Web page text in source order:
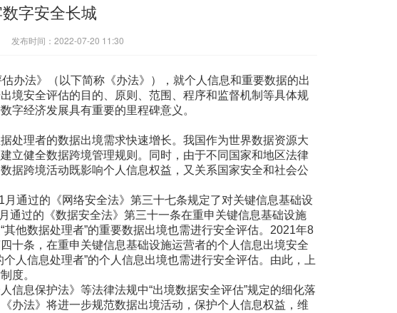
字安全长城
发布时间： 2022-07-20 11:30
办法》（以下简称《办法》），就个人信息和重要数据的出
境安全评估的目的、原则、范围、程序和监督机制等具体规
字经济发展具有重要的里程碑意义。
理者的数据出境需求快速增长。我国作为世界数据资源大
立健全数据跨境管理规则。同时，由于不同国家和地区法律
据跨境活动既影响个人信息权益，又关系国家安全和社会公
过的《网络安全法》第三十七条规定了对关键信息基础设
通过的《数据安全法》第三十一条在重申关键信息基础设施
他数据处理者”的重要数据出境也需进行安全评估。2021年8
十条，在重申关键信息基础设施运营者的个人信息出境安全
人信息处理者”的个人信息出境也需进行安全评估。由此，上
度。
息保护法》等法律法规中“出境数据安全评估”规定的细化落
办法》将进一步规范数据出境活动，保护个人信息权益，维